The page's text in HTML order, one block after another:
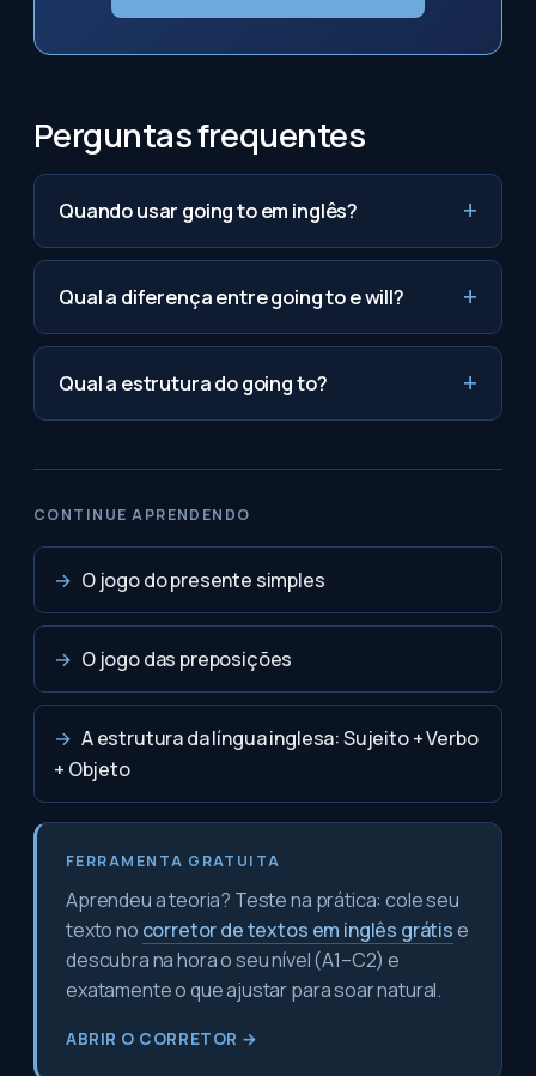
Perguntas frequentes
Quando usar going to em inglês?
Qual a diferença entre going to e will?
Qual a estrutura do going to?
CONTINUE APRENDENDO
→ O jogo do presente simples
→ O jogo das preposições
→ A estrutura da língua inglesa: Sujeito + Verbo
+ Objeto
FERRAMENTA GRATUITA
Aprendeu a teoria? Teste na prática: cole seu
texto no corretor de textos em inglês grátise
descubra na hora o seu nível (A1–C2) e
exatamente o que ajustar para soar natural.
ABRIR O CORRETOR →